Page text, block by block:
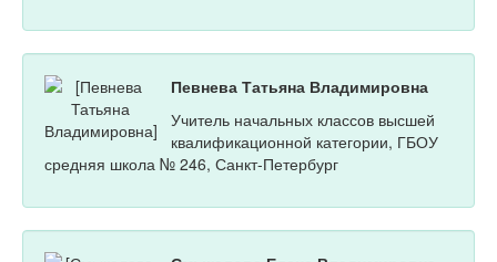
Певнева Татьяна Владимировна
Учитель начальных классов высшей
квалификационной категории, ГБОУ
средняя школа № 246, Санкт-Петербург